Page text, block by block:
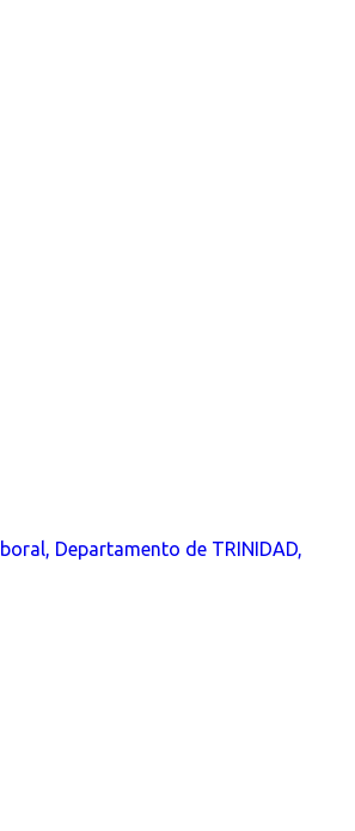
Departamento de TRINIDAD,